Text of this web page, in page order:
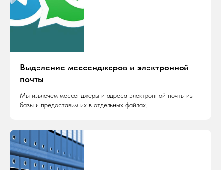
Выделение мессенджеров и электронной
почты
Мы извлечем мессенджеры и адреса электронной почты из
базы и предоставим их в отдельных файлах.